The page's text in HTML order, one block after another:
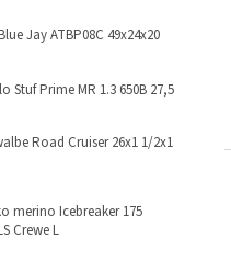
Jay ATBP08C 49x24x20
Stuf Prime MR 1.3 650B 27,5
Road Cruiser 26x1 1/2x1
merino Icebreaker 175
Crewe L